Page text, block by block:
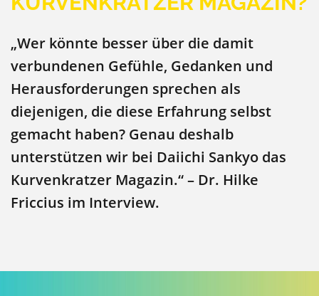
„Wer könnte besser über die damit
verbundenen Gefühle, Gedanken und
Herausforderungen sprechen als
diejenigen, die diese Erfahrung selbst
gemacht haben? Genau deshalb
unterstützen wir bei Daiichi Sankyo das
Kurvenkratzer Magazin.“ – Dr. Hilke
Friccius im Interview.